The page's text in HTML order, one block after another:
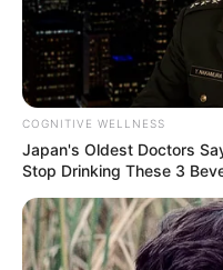
COGNITIVE WELLNESS
Japan's Oldest Doctors
Stop Drinking These 3